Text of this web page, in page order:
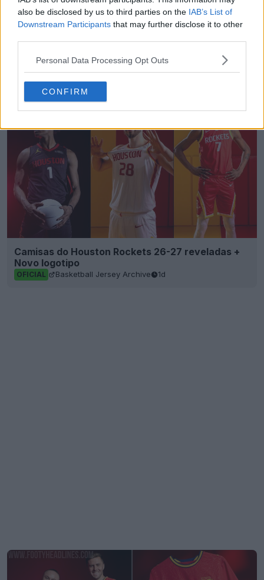
also be disclosed by us to third parties on the IAB’s List of
Downstream Participants that may further disclose it to other
Personal Data Processing Opt Outs
CONFIRM
Criador de Equipamentos da FIFA - Crie e partilhe
os seus próprios equipamentos
Camisas do Houston Rockets 26-27 reveladas +
Novo logotipo
OFICIAL Basketball Jersey Archive 1d